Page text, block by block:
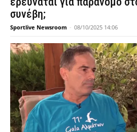
συνέβη;
Sportlive Newsroom - 08/10/2025 14:06